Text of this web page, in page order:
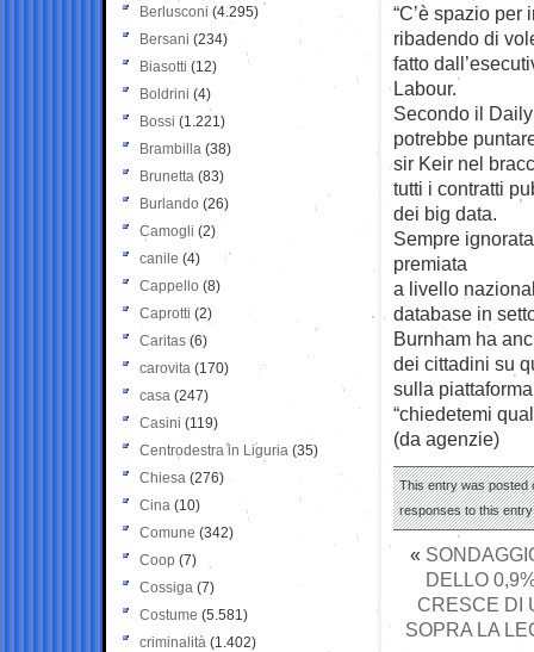
“C’è spazio per
ribadendo di
fatto
Labour.
Secondo il
potrebbe
sir Keir nel
tutti i contratti
dei big data.
Sempre
premiata
a livello
database in
Burnham ha
dei cittadini su
sulla
“chiedetemi
(da agenzie)
This entry was posted
responses to this
«
DELLO
CRESCE DI
SOPRA LA
Berlusconi (4.295)
Bersani (234)
Biasotti (12)
Boldrini (4)
Bossi (1.221)
Brambilla (38)
Brunetta (83)
Burlando (26)
Camogli (2)
canile (4)
Cappello (8)
Caprotti (2)
Caritas (6)
carovita (170)
casa (247)
Casini (119)
Centrodestra in Liguria (35)
Chiesa (276)
Cina (10)
Comune (342)
Coop (7)
Cossiga (7)
Costume (5.581)
criminalità (1.402)